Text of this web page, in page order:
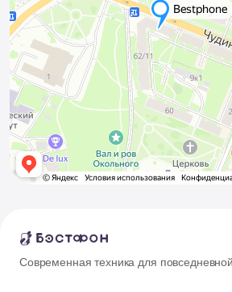
Современная техника для